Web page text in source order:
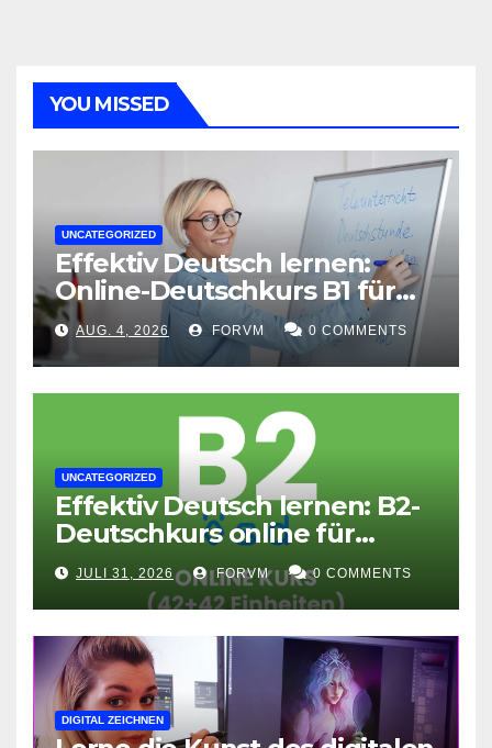
YOU MISSED
UNCATEGORIZED
Effektiv Deutsch lernen:
Online-Deutschkurs B1 für
flexible Lernerfolge
AUG. 4, 2026 FORVM 0 COMMENTS
UNCATEGORIZED
Effektiv Deutsch lernen: B2-
Deutschkurs online für
Fortgeschrittene
JULI 31, 2026 FORVM 0 COMMENTS
DIGITAL ZEICHNEN